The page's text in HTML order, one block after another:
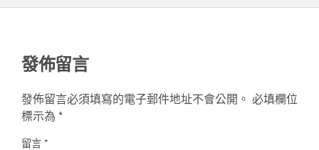
發佈留言
發佈留言必須填寫的電子郵件地址不會公開。 必填欄位
標示為 *
留言*